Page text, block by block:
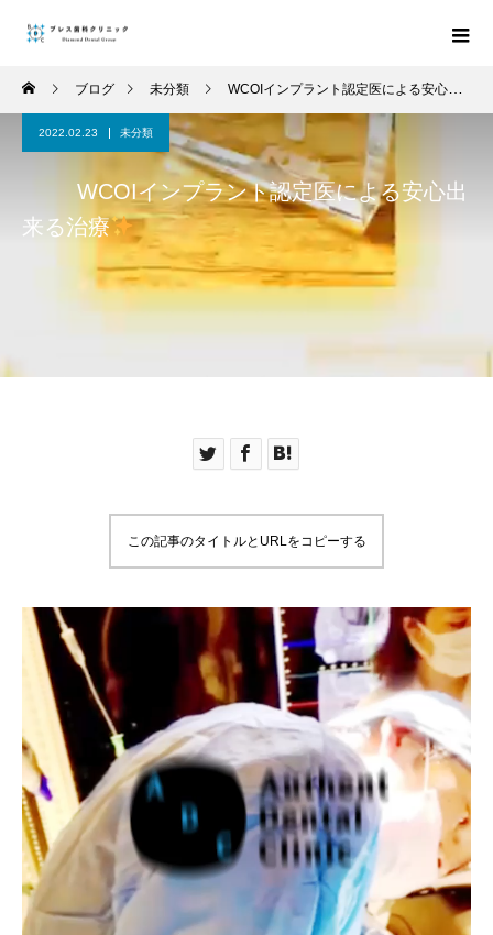
ブログ 未分類 WCOIインプラント認定医による安心出来る治療
2022.02.23 未分類
WCOIインプラント認定医による安心出
来る治療
この記事のタイトルとURLをコピーする